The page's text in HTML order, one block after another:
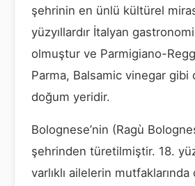
şehrinin en ünlü kültürel
yüzyıllardır İtalyan
olmuştur ve Parmigiano-
Parma, Balsamic vinegar
doğum yeridir.
Bolognese’nin (Ragù
şehrinden türetilmiştir. 18.
varlıklı ailelerin